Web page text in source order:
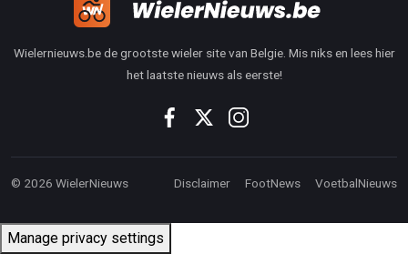
Wielernieuws.be de grootste wieler site van Belgie. Mis niks en lees hier
het laatste nieuws als eerste!
© 2026 WielerNieuws Disclaimer FootNews VoetbalNieuws
Manage privacy settings